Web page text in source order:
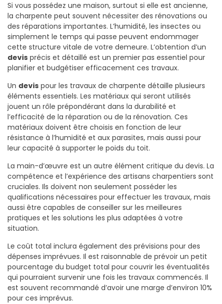
Si vous possédez une maison, surtout si elle est ancienne,
la charpente peut souvent nécessiter des rénovations ou
des réparations importantes. L’humidité, les insectes ou
simplement le temps qui passe peuvent endommager
cette structure vitale de votre demeure. L’obtention d’un
devis précis et détaillé est un premier pas essentiel pour
planifier et budgétiser efficacement ces travaux.
Un devis pour les travaux de charpente détaille plusieurs
éléments essentiels. Les matériaux qui seront utilisés
jouent un rôle prépondérant dans la durabilité et
l’efficacité de la réparation ou de la rénovation. Ces
matériaux doivent être choisis en fonction de leur
résistance à l’humidité et aux parasites, mais aussi pour
leur capacité à supporter le poids du toit.
La main-d’œuvre est un autre élément critique du devis. La
compétence et l’expérience des artisans charpentiers sont
cruciales. Ils doivent non seulement posséder les
qualifications nécessaires pour effectuer les travaux, mais
aussi être capables de conseiller sur les meilleures
pratiques et les solutions les plus adaptées à votre
situation.
Le coût total inclura également des prévisions pour des
dépenses imprévues. Il est raisonnable de prévoir un petit
pourcentage du budget total pour couvrir les éventualités
qui pourraient survenir une fois les travaux commencés. Il
est souvent recommandé d’avoir une marge d’environ 10%
pour ces imprévus.